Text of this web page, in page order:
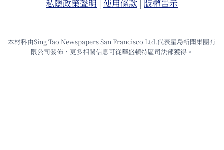
私隱政策聲明 | 使⽤條款 | 版權告⽰
本材料由Sing Tao Newspapers San Francisco Ltd.代表星島新聞集團有
限公司發佈，更多相關信息可從華盛頓特區司法部獲得。